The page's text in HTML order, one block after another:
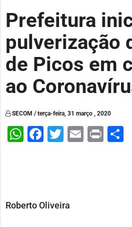
Prefeitura
pulverização
de Picos em
ao
SECOM / terça-feira, 31 março , 2020
WhatsApp
Facebook
Twitter
Email
Print
Roberto Oliveira